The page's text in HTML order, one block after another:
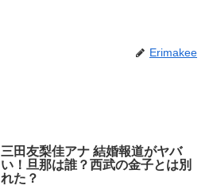
Erimakee
三田友梨佳アナ 結婚報道がヤバ
い！旦那は誰？西武の金子とは別
れた？